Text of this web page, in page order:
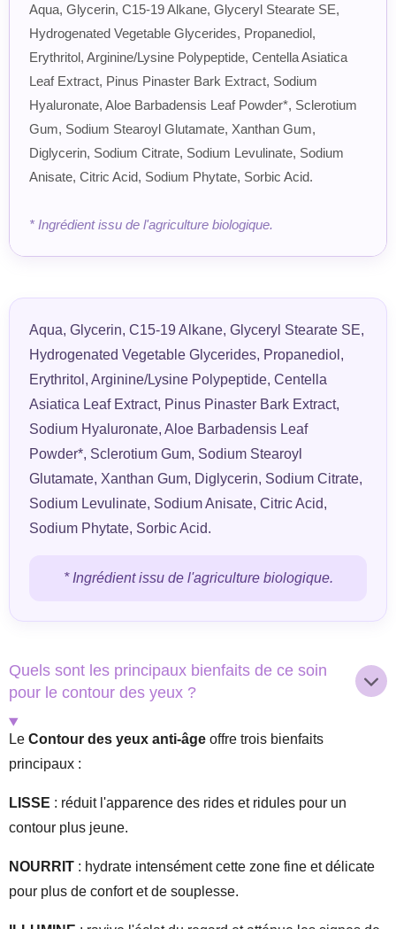
Aqua, Glycerin, C15-19 Alkane, Glyceryl Stearate SE,
Hydrogenated Vegetable Glycerides, Propanediol,
Erythritol, Arginine/Lysine Polypeptide, Centella Asiatica
Leaf Extract, Pinus Pinaster Bark Extract, Sodium
Hyaluronate, Aloe Barbadensis Leaf Powder*, Sclerotium
Gum, Sodium Stearoyl Glutamate, Xanthan Gum,
Diglycerin, Sodium Citrate, Sodium Levulinate, Sodium
Anisate, Citric Acid, Sodium Phytate, Sorbic Acid.
* Ingrédient issu de l'agriculture biologique.
Aqua, Glycerin, C15-19 Alkane, Glyceryl Stearate SE,
Hydrogenated Vegetable Glycerides, Propanediol,
Erythritol, Arginine/Lysine Polypeptide, Centella
Asiatica Leaf Extract, Pinus Pinaster Bark Extract,
Sodium Hyaluronate, Aloe Barbadensis Leaf
Powder*, Sclerotium Gum, Sodium Stearoyl
Glutamate, Xanthan Gum, Diglycerin, Sodium Citrate,
Sodium Levulinate, Sodium Anisate, Citric Acid,
Sodium Phytate, Sorbic Acid.
* Ingrédient issu de l'agriculture biologique.
Quels sont les principaux bienfaits de ce soin
pour le contour des yeux ?
Le Contour des yeux anti-âge offre trois bienfaits
principaux :
LISSE : réduit l'apparence des rides et ridules pour un
contour plus jeune.
NOURRIT : hydrate intensément cette zone fine et délicate
pour plus de confort et de souplesse.